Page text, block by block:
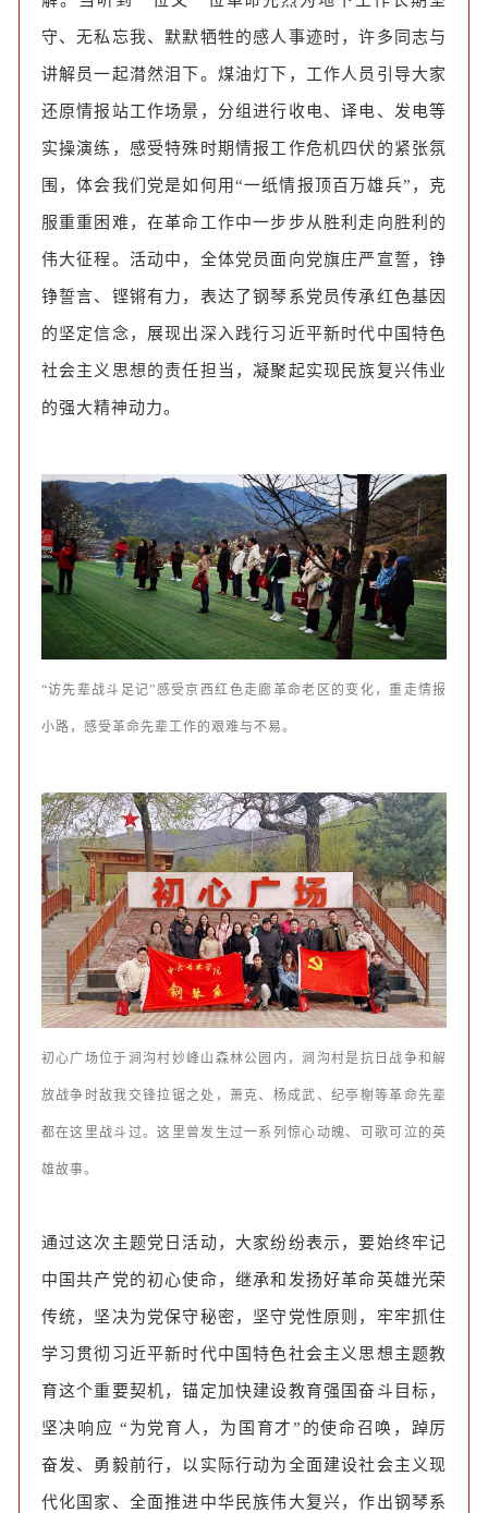
守、无私忘我、默默牺牲的感人事迹时，许多同志与
讲解员一起潸然泪下。煤油灯下，工作人员引导大家
还原情报站工作场景，分组进行收电、译电、发电等
实操演练，感受特殊时期情报工作危机四伏的紧张氛
围，体会我们党是如何用“一纸情报顶百万雄兵”，克
服重重困难，在革命工作中一步步从胜利走向胜利的
伟大征程。活动中，全体党员面向党旗庄严宣誓，铮
铮誓言、铿锵有力，表达了钢琴系党员传承红色基因
的坚定信念，展现出深入践行习近平新时代中国特色
社会主义思想的责任担当，凝聚起实现民族复兴伟业
的强大精神动力。
“访先辈战斗足记”感受京西红色走廊革命老区的变化，重走情报
小路，感受革命先辈工作的艰难与不易。
初心广场位于涧沟村妙峰山森林公园内，涧沟村是抗日战争和解
放战争时敌我交锋拉锯之处，萧克、杨成武、纪亭榭等革命先辈
都在这里战斗过。这里曾发生过一系列惊心动魄、可歌可泣的英
雄故事。
通过这次主题党日活动，大家纷纷表示，要始终牢记
中国共产党的初心使命，继承和发扬好革命英雄光荣
传统，坚决为党保守秘密，坚守党性原则，牢牢抓住
学习贯彻习近平新时代中国特色社会主义思想主题教
育这个重要契机，锚定加快建设教育强国奋斗目标，
坚决响应 “为党育人，为国育才”的使命召唤，踔厉
奋发、勇毅前行，以实际行动为全面建设社会主义现
代化国家、全面推进中华民族伟大复兴，作出钢琴系